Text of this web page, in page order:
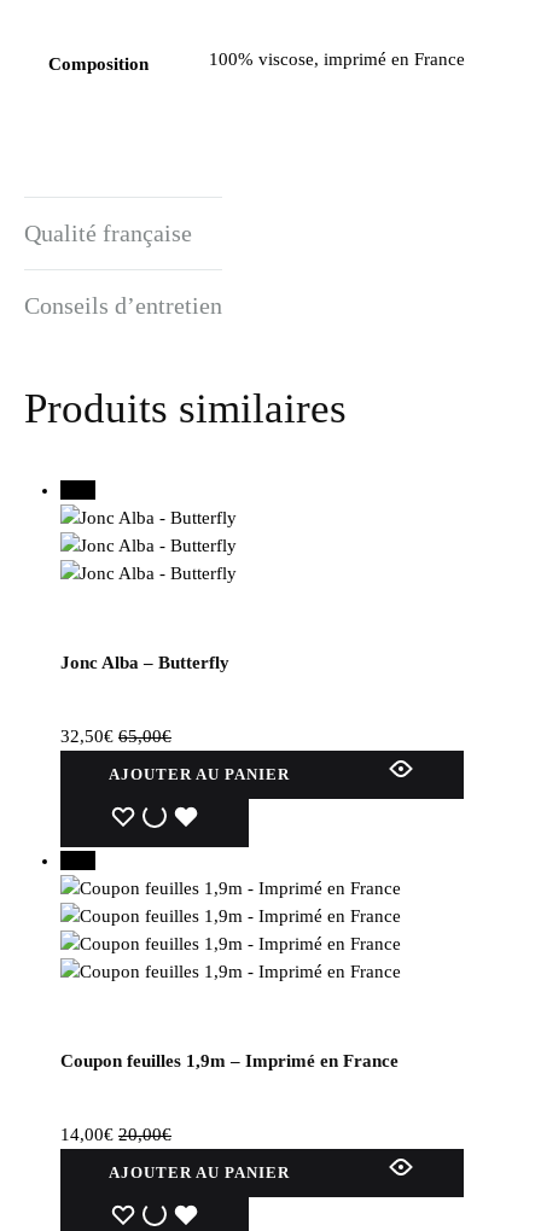
Composition 100% viscose, imprimé en France
Qualité française
Conseils d’entretien
Produits similaires
Jonc Alba – Butterfly
32,50€ 65,00€
AJOUTER AU PANIER
WISHLIST
WISHLIST
Coupon feuilles 1,9m – Imprimé en France
14,00€ 20,00€
AJOUTER AU PANIER
WISHLIST
WISHLIST